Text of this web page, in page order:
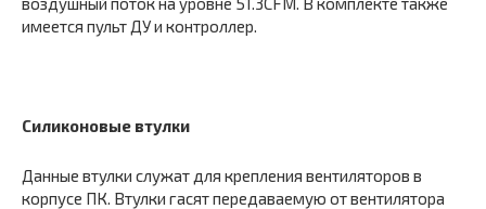
имеется пульт ДУ и контроллер.
Силиконовые втулки
Данные втулки служат для крепления вентиляторов в
корпусе ПК. Втулки гасят передаваемую от вентилятора